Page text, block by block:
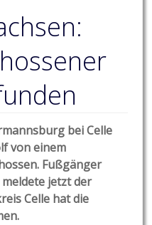
bei Celle
von einem
Fußgänger
jetzt der
Celle hat die